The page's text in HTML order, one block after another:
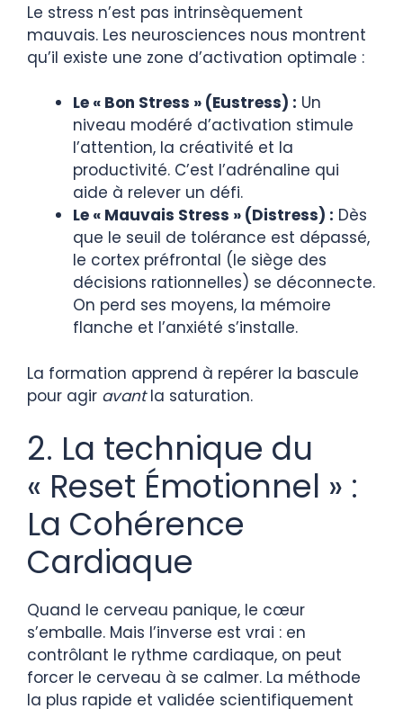
Le stress n’est pas intrinsèquement
mauvais. Les neurosciences nous montrent
qu’il existe une zone d’activation optimale :
Le « Bon Stress » (Eustress) : Un
niveau modéré d’activation stimule
l’attention, la créativité et la
productivité. C’est l’adrénaline qui
aide à relever un défi.
Le « Mauvais Stress » (Distress) : Dès
que le seuil de tolérance est dépassé,
le cortex préfrontal (le siège des
décisions rationnelles) se déconnecte.
On perd ses moyens, la mémoire
flanche et l’anxiété s’installe.
La formation apprend à repérer la bascule
pour agir avantla saturation.
2. La technique du
« Reset Émotionnel » :
La Cohérence
Cardiaque
Quand le cerveau panique, le cœur
s’emballe. Mais l’inverse est vrai : en
contrôlant le rythme cardiaque, on peut
forcer le cerveau à se calmer. La méthode
la plus rapide et validée scientifiquement